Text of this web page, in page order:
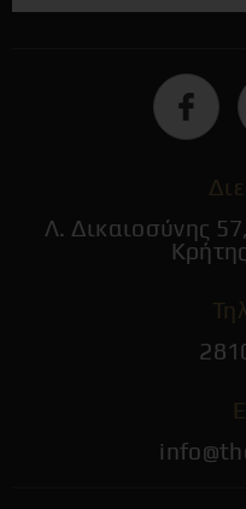
Λ. Δικαιοσύνης